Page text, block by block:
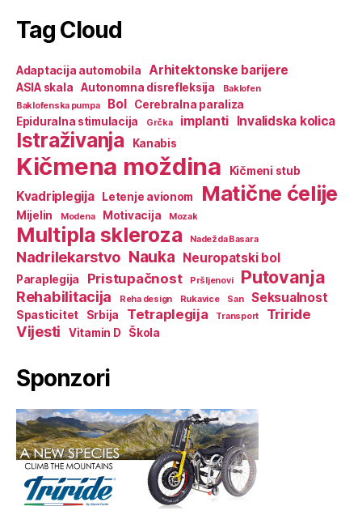
Tag Cloud
Adaptacija automobila Arhitektonske barijere
ASIA skala Autonomna disrefleksija
Baklofen
Baklofenska pumpa
Bol
Cerebralna paraliza
Epiduralna stimulacija
Grčka implanti Invalidska kolica
Istraživanja Kanabis
Kičmena moždina Kičmeni stub
Kvadriplegija Letenje avionom Matične ćelije
Mijelin Modena Motivacija Mozak
Multipla skleroza Nadežda Basara
Nadrilekarstvo Nauka Neuropatski bol
Paraplegija Pristupačnost Pršljenovi Putovanja
Rehabilitacija Reha design Rukavice San Seksualnost
Spasticitet Srbija Tetraplegija Transport Triride
Vijesti Vitamin D Škola
Sponzori